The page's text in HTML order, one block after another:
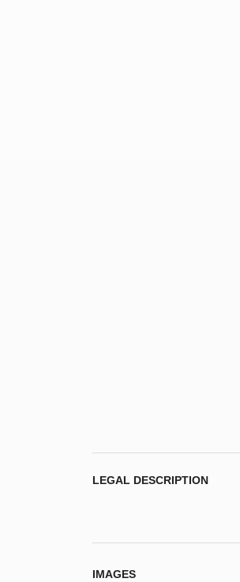
LEGAL DESCRIPTION
IMAGES